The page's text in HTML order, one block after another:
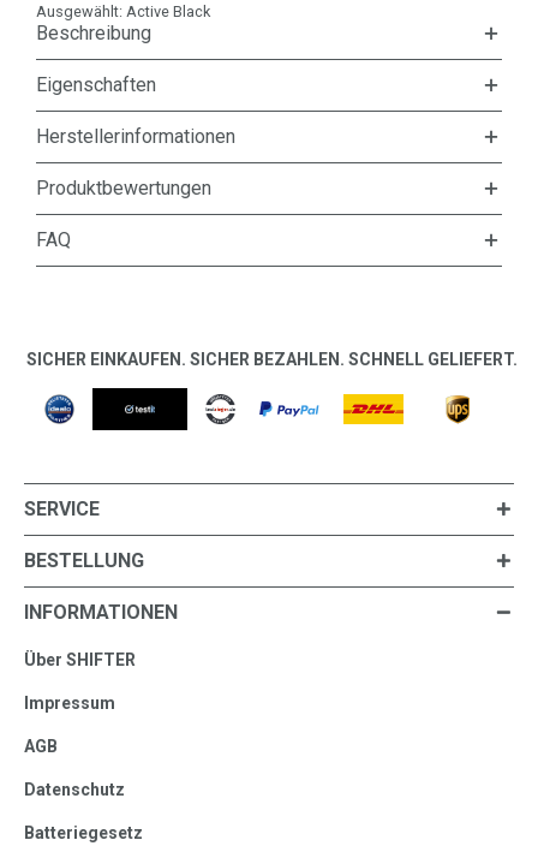
Ausgewählt: Active Black
Beschreibung
Eigenschaften
Herstellerinformationen
Produktbewertungen
FAQ
SICHER EINKAUFEN. SICHER BEZAHLEN. SCHNELL GELIEFERT.
SERVICE
BESTELLUNG
INFORMATIONEN
Über SHIFTER
Impressum
AGB
Datenschutz
Batteriegesetz